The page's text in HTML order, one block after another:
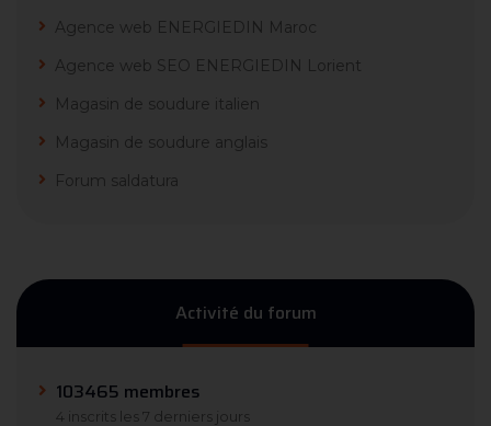
Agence web ENERGIEDIN Maroc
Agence web SEO ENERGIEDIN Lorient
Magasin de soudure italien
Magasin de soudure anglais
Forum saldatura
Activité du forum
103465 membres
4 inscrits les 7 derniers jours